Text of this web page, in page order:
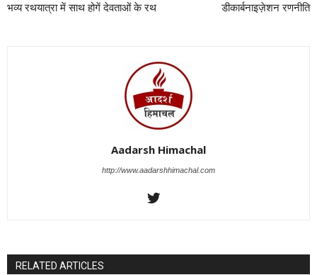
भव्य रथयात्रा में साथ होगें देवताओं के रथ
डीकार्बनाइज़ेशन रणनीति
Aadarsh Himachal
http://www.aadarshhimachal.com
RELATED ARTICLES